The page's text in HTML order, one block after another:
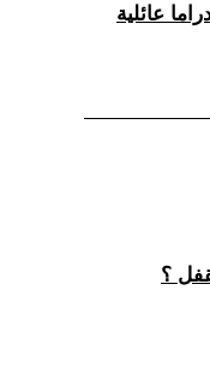
عائلية